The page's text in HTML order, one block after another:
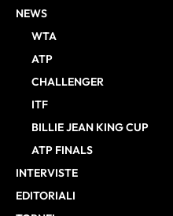
NEWS
WTA
ATP
CHALLENGER
ITF
BILLIE JEAN KING CUP
ATP FINALS
INTERVISTE
EDITORIALI